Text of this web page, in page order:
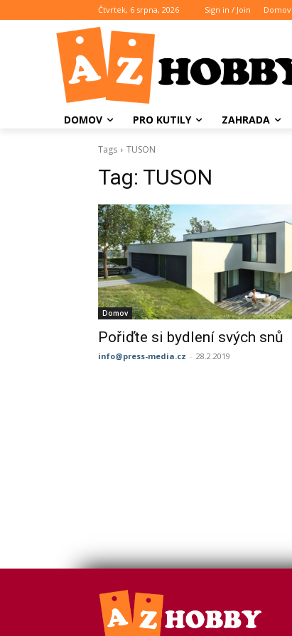
Čtvrtek, 6 srpna, 2026 Sign in / Join Domov
DOMOV PRO KUTILY ZAHRADA
Tags TUSON
Tag: TUSON
Domov
Pořiďte si bydlení svých snů
info@press-media.cz - 28.2.2019